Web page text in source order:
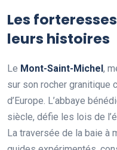
Les
leurs histoires
Le Mont-Saint-Michel,
sur son rocher granitique
d’Europe. L’abbaye
siècle, défie les lois de
La traversée de la baie à